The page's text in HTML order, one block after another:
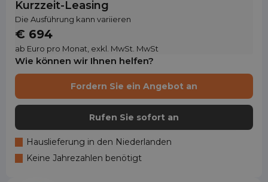
Kurzzeit-Leasing
Die Ausführung kann variieren
€ 694
ab Euro pro Monat, exkl. MwSt. MwSt
Wie können wir Ihnen helfen?
Fordern Sie ein Angebot an
Rufen Sie sofort an
Hauslieferung in den Niederlanden
Keine Jahrezahlen benötigt